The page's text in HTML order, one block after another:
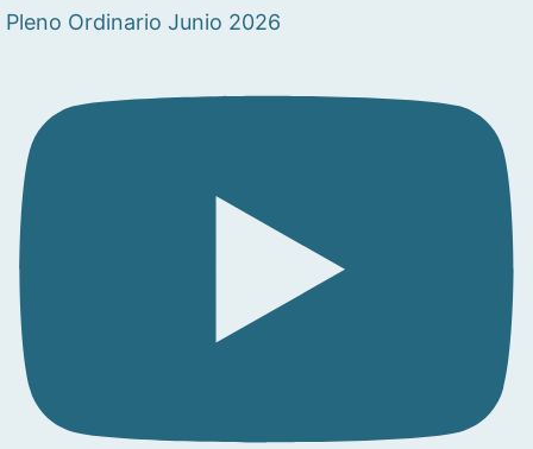
Pleno Ordinario Junio 2026